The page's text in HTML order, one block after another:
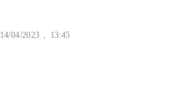
14/04/2023 , 13:45